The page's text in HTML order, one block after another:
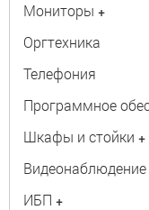
Мониторы +
Оргтехника
Телефония
Программное
Шкафы и стойки +
Видеонаблюдение
ИБП +